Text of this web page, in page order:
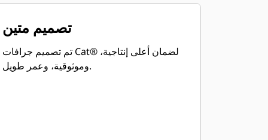
تصميم متين
تم تصميم جرافات Cat® لضمان أعلى إنتاجية،
وموثوقية، وعمر طويل.